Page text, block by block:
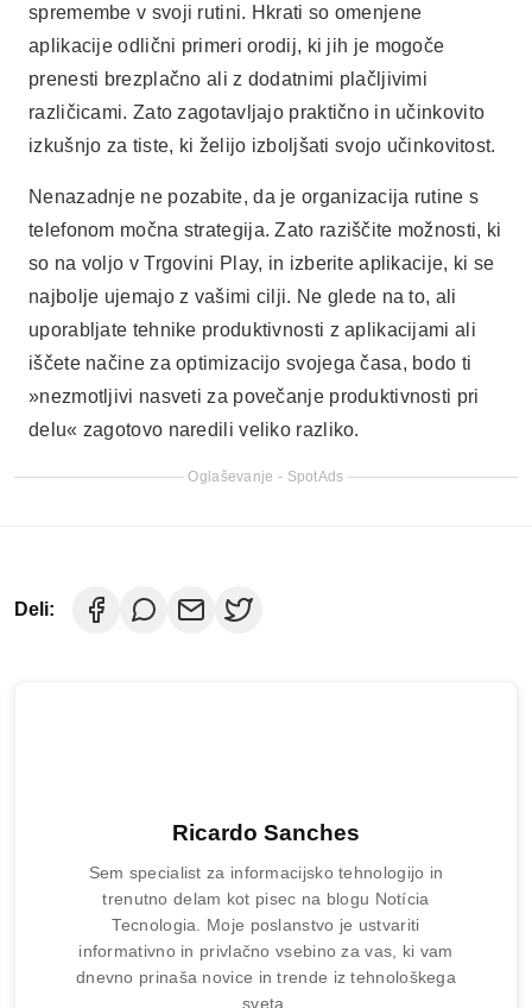
spremembe v svoji rutini. Hkrati so omenjene
aplikacije odlični primeri orodij, ki jih je mogoče
prenesti brezplačno ali z dodatnimi plačljivimi
različicami. Zato zagotavljajo praktično in učinkovito
izkušnjo za tiste, ki želijo izboljšati svojo učinkovitost.
Nenazadnje ne pozabite, da je organizacija rutine s
telefonom močna strategija. Zato raziščite možnosti, ki
so na voljo v Trgovini Play, in izberite aplikacije, ki se
najbolje ujemajo z vašimi cilji. Ne glede na to, ali
uporabljate tehnike produktivnosti z aplikacijami ali
iščete načine za optimizacijo svojega časa, bodo ti
»nezmotljivi nasveti za povečanje produktivnosti pri
delu« zagotovo naredili veliko razliko.
Oglaševanje - SpotAds
Deli:
Ricardo Sanches
Sem specialist za informacijsko tehnologijo in
trenutno delam kot pisec na blogu Notícia
Tecnologia. Moje poslanstvo je ustvariti
informativno in privlačno vsebino za vas, ki vam
dnevno prinaša novice in trende iz tehnološkega
sveta.